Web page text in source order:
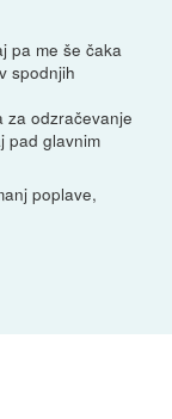
pa me še čaka
spodnjih
za odzračevanje
pad glavnim
poplave,